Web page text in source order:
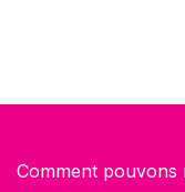
Comment pouvons